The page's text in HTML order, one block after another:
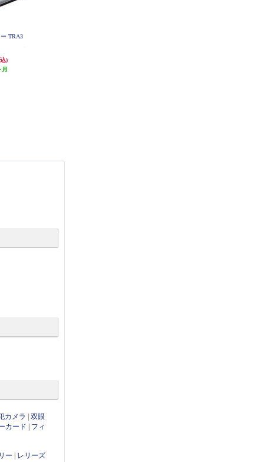
TRA3
)
カメラ |双眼
カード
フィ
ー
レリーズ